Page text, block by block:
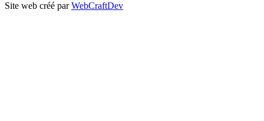
Site web créé parWebCraftDev